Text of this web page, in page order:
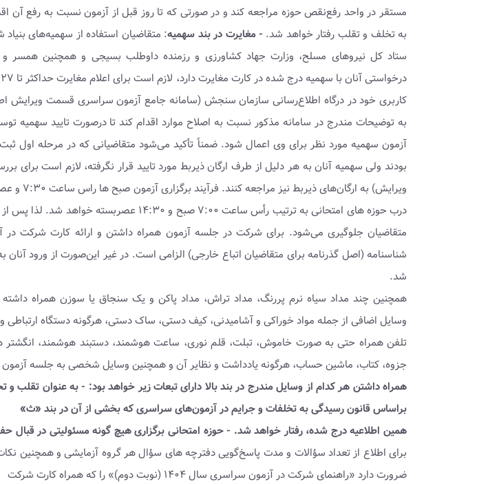
مستقر در واحد رفع‌نقص حوزه مراجعه کند و در صورتی که تا روز قبل از آزمون نسبت به رفع آن
به تخلف و تقلب رفتار خواهد شد. - مغایرت در بند سهمیه: متقاضیان استفاده از سهمیه‌های بنیاد
ستاد کل نیروهای مسلح، وزارت جهاد کشاورزی و رزمنده داوطلب بسیجی و همچنین همسر و
کاربری خود در درگاه اطلاع‌رسانی سازمان سنجش (سامانه جامع آزمون سراسری قسمت ویرایش
به توضیحات مندرج در سامانه مذکور نسبت به اصلاح موارد اقدام کند تا درصورت تایید سهمیه
آزمون سهمیه مورد نظر برای وی اعمال شود. ضمناً تأکید می‌شود متقاضیانی که در مرحله اول
بودند ولی سهمیه آنان به هر دلیل از طرف ارگان ذیربط مورد تایید قرار نگرفته، لازم است برای
درب حوزه های امتحانی به ترتیب رأس‌ ساعت‌ ۷:۰۰ صبح و
متقاضیان جلوگیری می‌شود. برای شرکت در جلسه آزمون همراه داشتن و ارائه کارت شرکت
شناسنامه (اصل گذرنامه برای متقاضیان اتباع خارجی) الزامی است. در غیر این‌صورت از ورود
شد.
همچنین چند مداد سیاه نرم پررنگ، مداد تراش، مداد پاکن و یک سنجاق یا سوزن همراه داشته‌
وسایل اضافی از جمله مواد خوراکی و آشامیدنی، کیف دستی، ساک دستی، هرگونه دستگاه ارتباطی و
تلفن همراه حتی به صورت خاموش، تبلت، قلم نوری، ساعت هوشمند، دستبند هوشمند،
جزوه، کتاب، ماشین حساب، هرگونه یادداشت و نظایر آن و همچنین وسایل شخصی به جلسه آزمون
همراه داشتن هر کدام از وسایل مندرج در بند بالا دارای تبعات زیر خواهد بود: - به عنوان تقلب و
براساس قانون رسیدگی به تخلفات و جرایم در آزمون‌های سراسری که بخشی از آن در بند «ث»
همین اطلاعیه درج شده، رفتار خواهد شد. - حوزه امتحانی برگزاری هیچ گونه مسئولیتی در
برای اطلاع از تعداد سؤالات و مدت پاسخ‌گویی دفترچه های سؤال هر گروه آزمایشی و همچنین
ضرورت دارد «راهنمای شرکت در آزمون سراسری سال ۱۴۰۴ (نوبت دوم)» را که همراه کارت شرکت